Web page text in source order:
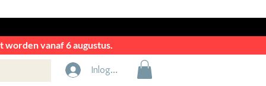
worden vanaf 6 augustus.
Inloggen